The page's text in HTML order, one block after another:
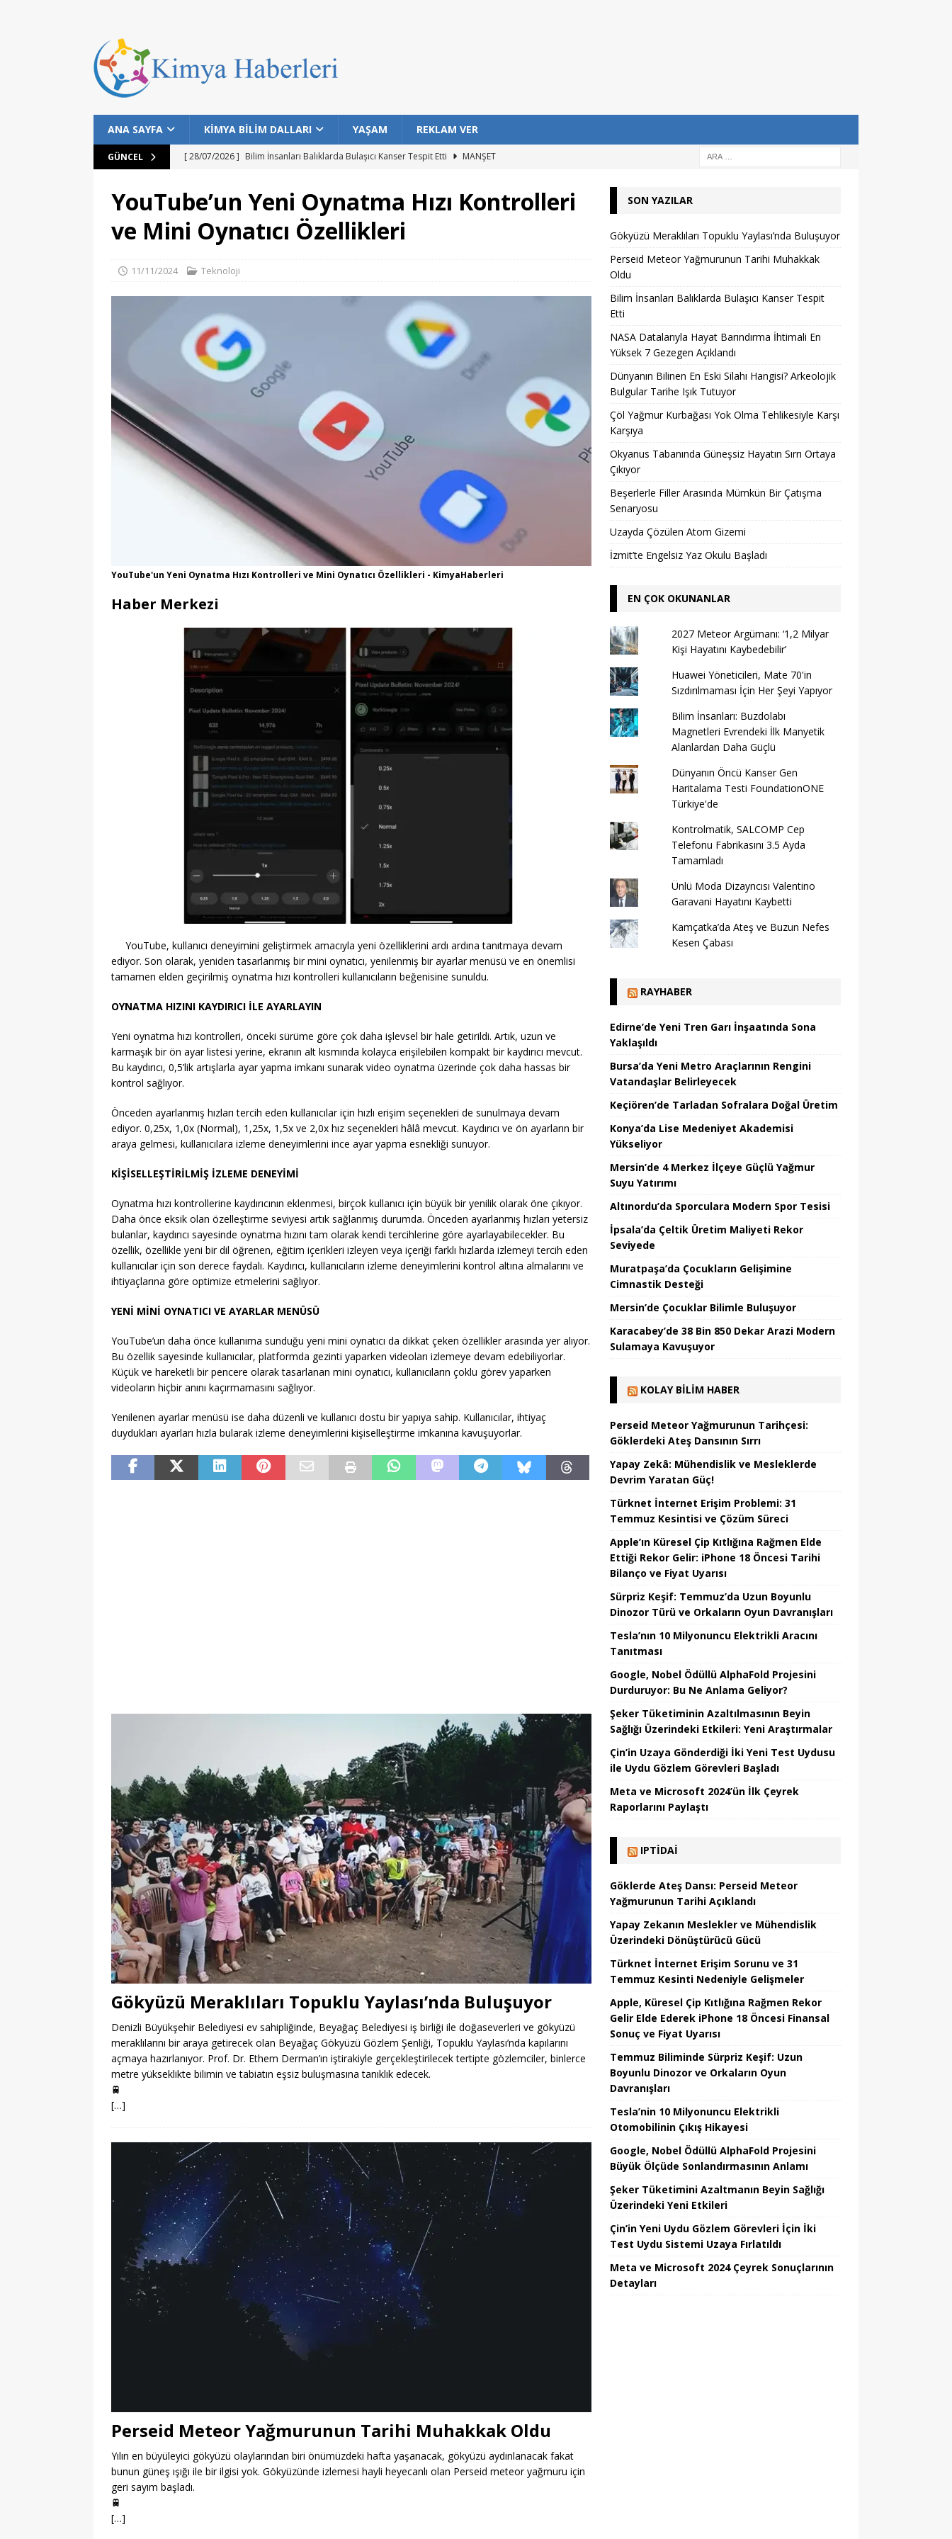
ANA SAYFA KİMYA BİLİM DALLARI YAŞAM REKLAM VER
GÜNCEL [ 28/07/2026 ] Bilim İnsanları Balıklarda Bulaşıcı Kanser Tespit Etti
MANŞET
MANŞET
[ 24/07/2026 ] Dünyanın Bilinen En Eski Silahı Hangisi? Arkeolojik Bulgular Tarihe Işık Tutuyor
[ 05/08/2026 ]
Perseid Meteor Yağmurunun Tarihi Muhakkak Oldu
YouTube’un Yeni Oynatma Hızı Kontrolleri
ve Mini Oynatıcı Özellikleri
11/11/2024 Teknoloji
YouTube'un Yeni Oynatma Hızı Kontrolleri ve Mini Oynatıcı Özellikleri - KimyaHaberleri
Haber Merkezi
YouTube, kullanıcı deneyimini geliştirmek amacıyla yeni özelliklerini ardı ardına tanıtmaya devam
ediyor. Son olarak, yeniden tasarlanmış bir mini oynatıcı, yenilenmiş bir ayarlar menüsü ve en önemlisi
tamamen elden geçirilmiş oynatma hızı kontrolleri kullanıcıların beğenisine sunuldu.
OYNATMA HIZINI KAYDIRICI İLE AYARLAYIN
Yeni oynatma hızı kontrolleri, önceki sürüme göre çok daha işlevsel bir hale getirildi. Artık, uzun ve
karmaşık bir ön ayar listesi yerine, ekranın alt kısmında kolayca erişilebilen kompakt bir kaydırıcı mevcut.
Bu kaydırıcı, 0,5’lik artışlarla ayar yapma imkanı sunarak video oynatma üzerinde çok daha hassas bir
kontrol sağlıyor.
Önceden ayarlanmış hızları tercih eden kullanıcılar için hızlı erişim seçenekleri de sunulmaya devam
ediyor. 0,25x, 1,0x (Normal), 1,25x, 1,5x ve 2,0x hız seçenekleri hâlâ mevcut. Kaydırıcı ve ön ayarların bir
araya gelmesi, kullanıcılara izleme deneyimlerini ince ayar yapma esnekliği sunuyor.
KİŞİSELLEŞTİRİLMİŞ İZLEME DENEYİMİ
Oynatma hızı kontrollerine kaydırıcının eklenmesi, birçok kullanıcı için büyük bir yenilik olarak öne çıkıyor.
Daha önce eksik olan özelleştirme seviyesi artık sağlanmış durumda. Önceden ayarlanmış hızları yetersiz
bulanlar, kaydırıcı sayesinde oynatma hızını tam olarak kendi tercihlerine göre ayarlayabilecekler. Bu
özellik, özellikle yeni bir dil öğrenen, eğitim içerikleri izleyen veya içeriği farklı hızlarda izlemeyi tercih eden
kullanıcılar için son derece faydalı. Kaydırıcı, kullanıcıların izleme deneyimlerini kontrol altına almalarını ve
ihtiyaçlarına göre optimize etmelerini sağlıyor.
YENİ MİNİ OYNATICI VE AYARLAR MENÜSÜ
YouTube’un daha önce kullanıma sunduğu yeni mini oynatıcı da dikkat çeken özellikler arasında yer alıyor.
Bu özellik sayesinde kullanıcılar, platformda gezinti yaparken videoları izlemeye devam edebiliyorlar.
Küçük ve hareketli bir pencere olarak tasarlanan mini oynatıcı, kullanıcıların çoklu görev yaparken
videoların hiçbir anını kaçırmamasını sağlıyor.
Yenilenen ayarlar menüsü ise daha düzenli ve kullanıcı dostu bir yapıya sahip. Kullanıcılar, ihtiyaç
duydukları ayarları hızla bularak izleme deneyimlerini kişiselleştirme imkanına kavuşuyorlar.
Gökyüzü Meraklıları Topuklu Yaylası’nda Buluşuyor
Denizli Büyükşehir Belediyesi ev sahipliğinde, Beyağaç Belediyesi iş birliği ile doğaseverleri ve gökyüzü
meraklılarını bir araya getirecek olan Beyağaç Gökyüzü Gözlem Şenliği, Topuklu Yaylası’nda kapılarını
açmaya hazırlanıyor. Prof. Dr. Ethem Derman’ın iştirakiyle gerçekleştirilecek tertipte gözlemciler, binlerce
metre yükseklikte bilimin ve tabiatın eşsiz buluşmasına tanıklık edecek.
🚆
[…]
Perseid Meteor Yağmurunun Tarihi Muhakkak Oldu
Yılın en büyüleyici gökyüzü olaylarından biri önümüzdeki hafta yaşanacak, gökyüzü aydınlanacak fakat
bunun güneş ışığı ile bir ilgisi yok. Gökyüzünde izlemesi hayli heyecanlı olan Perseid meteor yağmuru için
geri sayım başladı.
🚆
[…]
SON YAZILAR
Gökyüzü Meraklıları Topuklu Yaylası’nda Buluşuyor
Perseid Meteor Yağmurunun Tarihi Muhakkak
Oldu
Bilim İnsanları Balıklarda Bulaşıcı Kanser Tespit
Etti
NASA Datalarıyla Hayat Barındırma İhtimali En
Yüksek 7 Gezegen Açıklandı
Dünyanın Bilinen En Eski Silahı Hangisi? Arkeolojik
Bulgular Tarihe Işık Tutuyor
Çöl Yağmur Kurbağası Yok Olma Tehlikesiyle Karşı
Karşıya
Okyanus Tabanında Güneşsiz Hayatın Sırrı Ortaya
Çıkıyor
Beşerlerle Filler Arasında Mümkün Bir Çatışma
Senaryosu
Uzayda Çözülen Atom Gizemi
İzmit’te Engelsiz Yaz Okulu Başladı
EN ÇOK OKUNANLAR
2027 Meteor Argümanı: ‘1,2 Milyar
Kişi Hayatını Kaybedebilir’
Huawei Yöneticileri, Mate 70'in
Sızdırılmaması İçin Her Şeyi Yapıyor
Bilim İnsanları: Buzdolabı
Magnetleri Evrendeki İlk Manyetik
Alanlardan Daha Güçlü
Dünyanın Öncü Kanser Gen
Haritalama Testi FoundationONE
Türkiye'de
Kontrolmatik, SALCOMP Cep
Telefonu Fabrikasını 3.5 Ayda
Tamamladı
Ünlü Moda Dizayncısı Valentino
Garavani Hayatını Kaybetti
Kamçatka’da Ateş ve Buzun Nefes
Kesen Çabası
RAYHABER
Edirne’de Yeni Tren Garı İnşaatında Sona
Yaklaşıldı
Bursa’da Yeni Metro Araçlarının Rengini
Vatandaşlar Belirleyecek
Keçiören’de Tarladan Sofralara Doğal Üretim
Konya’da Lise Medeniyet Akademisi
Yükseliyor
Mersin’de 4 Merkez İlçeye Güçlü Yağmur
Suyu Yatırımı
Altınordu’da Sporculara Modern Spor Tesisi
İpsala’da Çeltik Üretim Maliyeti Rekor
Seviyede
Muratpaşa’da Çocukların Gelişimine
Cimnastik Desteği
Mersin’de Çocuklar Bilimle Buluşuyor
Karacabey’de 38 Bin 850 Dekar Arazi Modern
Sulamaya Kavuşuyor
KOLAY BILIM HABER
Perseid Meteor Yağmurunun Tarihçesi:
Göklerdeki Ateş Dansının Sırrı
Yapay Zekâ: Mühendislik ve Mesleklerde
Devrim Yaratan Güç!
Türknet İnternet Erişim Problemi: 31
Temmuz Kesintisi ve Çözüm Süreci
Apple’ın Küresel Çip Kıtlığına Rağmen Elde
Ettiği Rekor Gelir: iPhone 18 Öncesi Tarihi
Bilanço ve Fiyat Uyarısı
Sürpriz Keşif: Temmuz’da Uzun Boyunlu
Dinozor Türü ve Orkaların Oyun Davranışları
Tesla’nın 10 Milyonuncu Elektrikli Aracını
Tanıtması
Google, Nobel Ödüllü AlphaFold Projesini
Durduruyor: Bu Ne Anlama Geliyor?
Şeker Tüketiminin Azaltılmasının Beyin
Sağlığı Üzerindeki Etkileri: Yeni Araştırmalar
Çin’in Uzaya Gönderdiği İki Yeni Test Uydusu
ile Uydu Gözlem Görevleri Başladı
Meta ve Microsoft 2024’ün İlk Çeyrek
Raporlarını Paylaştı
IPTIDAI
Göklerde Ateş Dansı: Perseid Meteor
Yağmurunun Tarihi Açıklandı
Yapay Zekanın Meslekler ve Mühendislik
Üzerindeki Dönüştürücü Gücü
Türknet İnternet Erişim Sorunu ve 31
Temmuz Kesinti Nedeniyle Gelişmeler
Apple, Küresel Çip Kıtlığına Rağmen Rekor
Gelir Elde Ederek iPhone 18 Öncesi Finansal
Sonuç ve Fiyat Uyarısı
Temmuz Biliminde Sürpriz Keşif: Uzun
Boyunlu Dinozor ve Orkaların Oyun
Davranışları
Tesla’nin 10 Milyonuncu Elektrikli
Otomobilinin Çıkış Hikayesi
Google, Nobel Ödüllü AlphaFold Projesini
Büyük Ölçüde Sonlandırmasının Anlamı
Şeker Tüketimini Azaltmanın Beyin Sağlığı
Üzerindeki Yeni Etkileri
Çin’in Yeni Uydu Gözlem Görevleri İçin İki
Test Uydu Sistemi Uzaya Fırlatıldı
Meta ve Microsoft 2024 Çeyrek Sonuçlarının
Detayları